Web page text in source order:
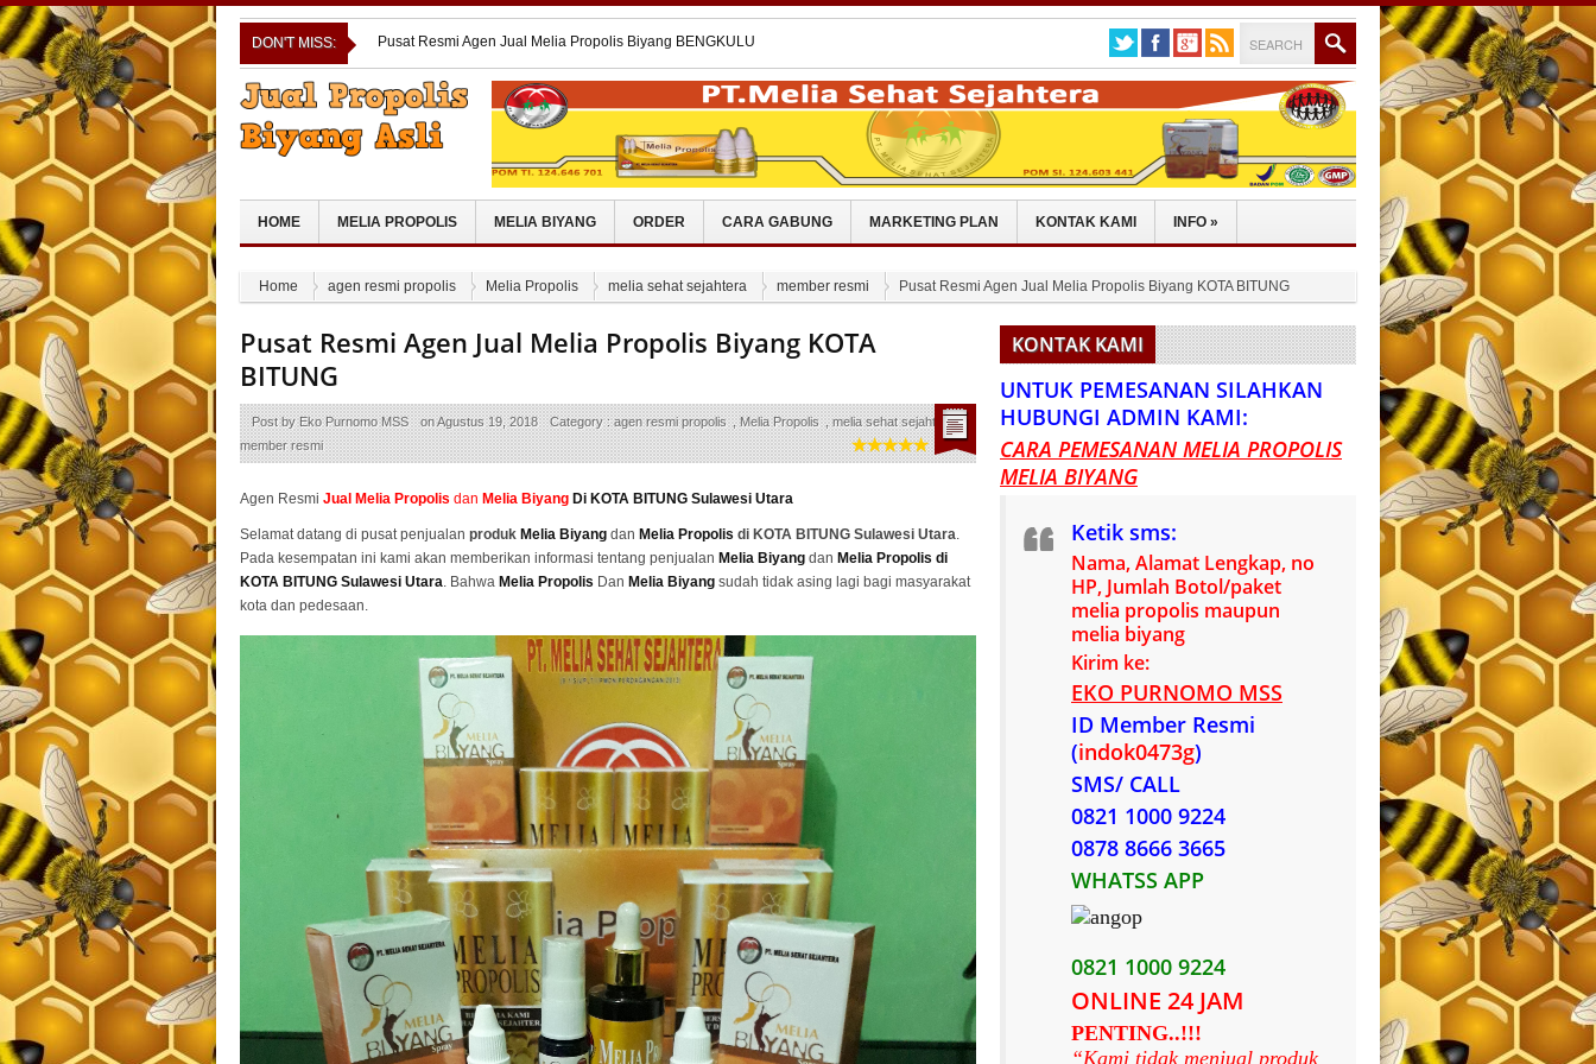
DON'T MISS:
Pusat Resmi Agen Jual Melia Propolis Di BENGKULU
Pusat Resmi Agen Jual Melia Propolis Biyang BELITUNG
TIMUR
Pusat Resmi Agen Jual Melia Propolis Biyang THAILAND
Cara Ampuh Mengecilkan Perut Buncit Dengan Melia Biyang
Pusat Resmi Agen Jual Melia Propolis Biyang BENGKULU
HOME
MELIA PROPOLIS MELIA BIYANG ORDER CARA GABUNG MARKETING PLAN KONTAK KAMI INFO »
Home agen resmi propolis Melia Propolis melia sehat sejahtera member resmi Pusat Resmi Agen Jual Melia Propolis Biyang KOTA BITUNG
Pusat Resmi Agen Jual Melia Propolis Biyang KOTA
BITUNG
Post byEko Purnomo MSS onAgustus 19, 2018 Category :agen resmi propolis ,Melia Propolis ,melia sehat sejahtera ,
member resmi
Agen Resmi Jual Melia Propolis dan Melia Biyang Di KOTA BITUNG Sulawesi Utara
Selamat datang di pusat penjualan produk Melia Biyang dan Melia Propolis di KOTA BITUNG Sulawesi Utara.
Pada kesempatan ini kami akan memberikan informasi tentang penjualan Melia Biyang dan Melia Propolis di
KOTA BITUNG Sulawesi Utara. Bahwa Melia Propolis Dan Melia Biyang sudah tidak asing lagi bagi masyarakat
kota dan pedesaan.
KONTAK KAMI
UNTUK PEMESANAN SILAHKAN
HUBUNGI ADMIN KAMI:
CARA PEMESANAN MELIA PROPOLIS
MELIA BIYANG
Ketik sms:
Nama, Alamat Lengkap, no
HP, Jumlah Botol/paket
melia propolis maupun
melia biyang
Kirim ke:
EKO PURNOMO MSS
ID Member Resmi
(indok0473g)
SMS/ CALL
0821 1000 9224
0878 8666 3665
WHATSS APP
0821 1000 9224
ONLINE 24 JAM
PENTING..!!!
“Kami tidak menjual produk